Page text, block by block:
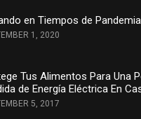
en Tiempos de Pandemia
1, 2020
Tus Alimentos Para Una
de Energía Eléctrica En
5, 2017